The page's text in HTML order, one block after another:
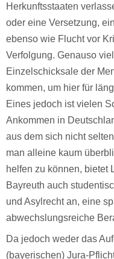
Herkunftsstaaten
oder eine Versetzung,
ebenso wie Flucht vor
Verfolgung. Genauso
Einzelschicksale der
kommen, um hier für
Eines jedoch ist vielen
Ankommen in
aus dem sich nicht
man alleine kaum
helfen zu können, bietet
Bayreuth auch
und Asylrecht an, eine
abwechslungsreiche
Da jedoch weder das
(bayerischen) Jura-